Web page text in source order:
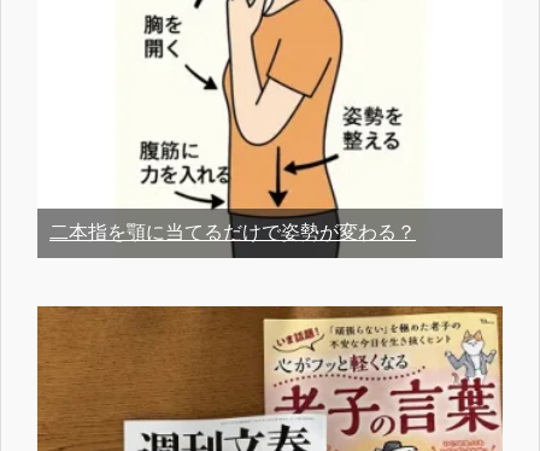
二本指を顎に当てるだけで姿勢が変わる？